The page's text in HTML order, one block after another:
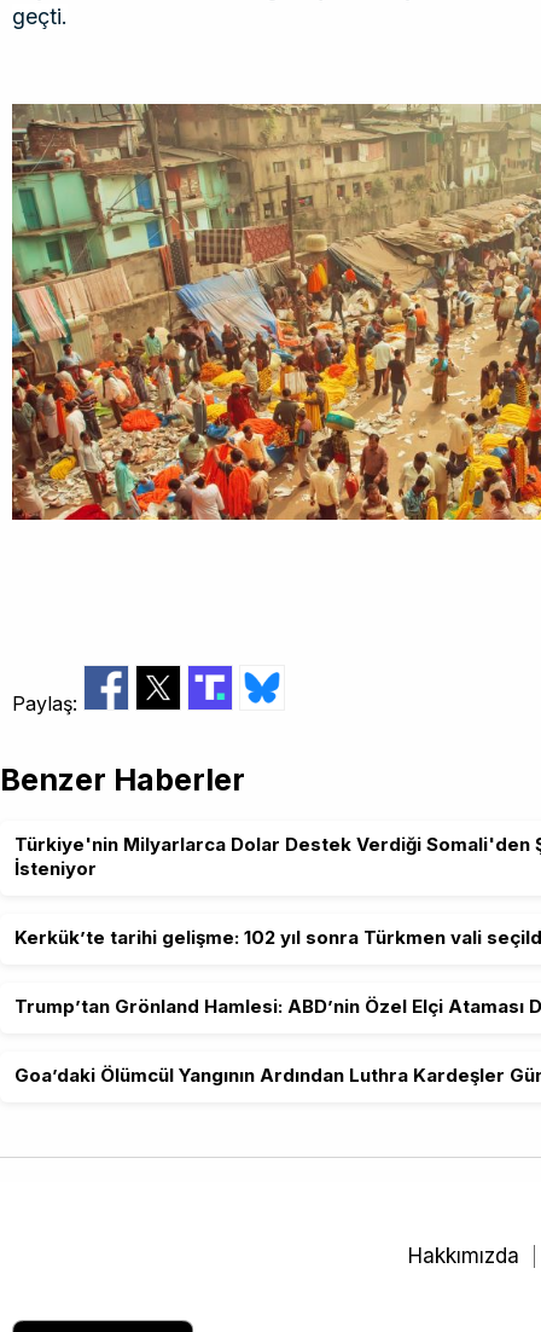
geçti.
Paylaş:
Benzer Haberler
Türkiye'nin Milyarlarca Dolar Destek Verdiği Somali'den
İsteniyor
Kerkük’te tarihi gelişme: 102 yıl sonra Türkmen vali
Trump’tan Grönland Hamlesi: ABD’nin Özel Elçi Ataması
Goa’daki Ölümcül Yangının Ardından Luthra Kardeşler
Hakkımızda